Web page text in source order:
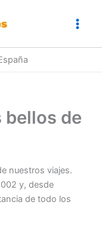
bellos de
nuestros viajes.
y, desde
de todo los